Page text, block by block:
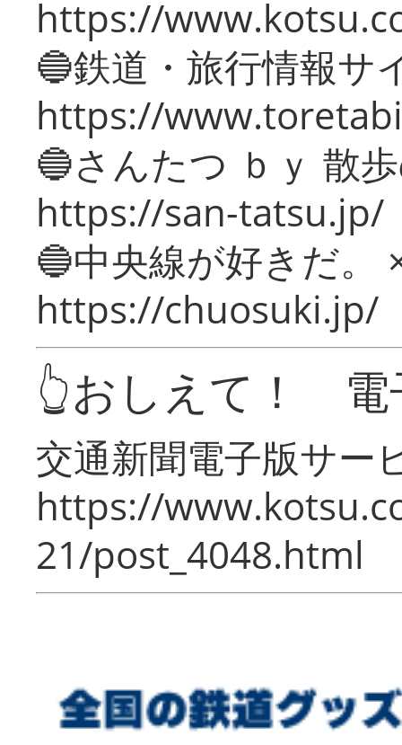
https://
🔵鉄道・旅行情報サ
https://
🔵さんたつ ｂｙ 散
https://san-tatsu.jp/
🔵中央線が好きだ。
https://chuosuki.jp/
👆おしえて！ 電
交通新聞電子版サー
https://
21/post_4048.html